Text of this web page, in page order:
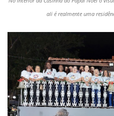
ali é realmente uma